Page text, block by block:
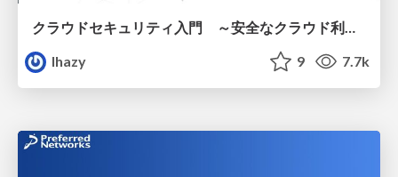
クラウドセキュリティ入門 ～安全なクラウド利用のための基礎知識～
lhazy
9 7.7k